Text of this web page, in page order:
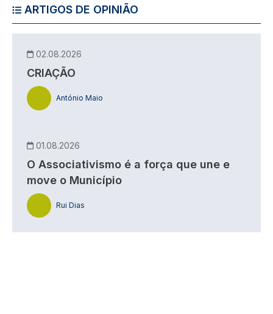
ARTIGOS DE OPINIÃO
02.08.2026
CRIAÇÃO
António Maio
01.08.2026
O Associativismo é a força que une e
move o Município
Rui Dias